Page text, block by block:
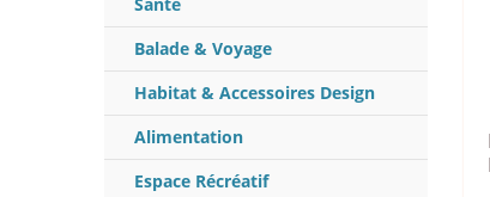
Balade & Voyage
Habitat & Accessoires Design
Alimentation
Espace Récréatif